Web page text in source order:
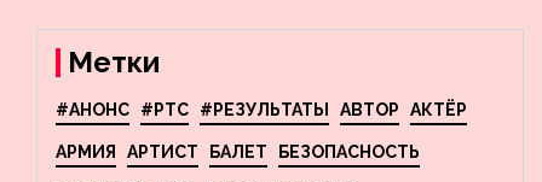
Метки
#АНОНС #РТС #РЕЗУЛЬТАТЫ АВТОР АКТЁР
АРМИЯ АРТИСТ БАЛЕТ БЕЗОПАСНОСТЬ